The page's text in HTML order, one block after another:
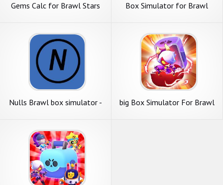
Gems Calc for Brawl Stars
Box Simulator for Brawl
Nulls Brawl box simulator -
big Box Simulator For Brawl